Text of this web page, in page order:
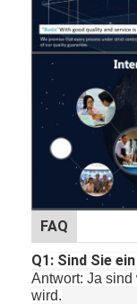
FAQ
Q1: Sind Sie
Antwort: Ja
wird.